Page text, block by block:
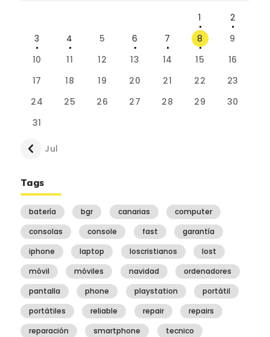
1
2
3
4 5 6 7 8
9
10
11 12 13 14 15
16
17
18 19 20 21 22
23
24
25 26 27 28 29
30
31
« Jul
Tags
batería bgr canarias
computer
consolas
console fast
garantía
iphone
laptop loscristianos
lost
móvil
móviles navidad
ordenadores
pantalla
phone playstation
portátil
portátiles
reliable repair
repairs
reparación
smartphone
tecnico